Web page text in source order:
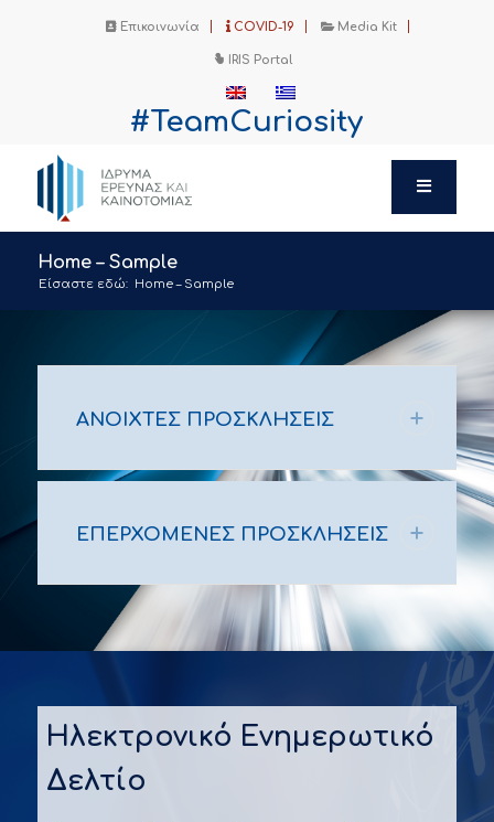
Επικοινωνία COVID-19 Media Kit
IRIS Portal
#TeamCuriosity
Home – Sample
Είσαστε εδώ: Home – Sample
ΑΝΟΙΧΤΕΣ ΠΡΟΣΚΛΗΣΕΙΣ
ΕΠΕΡΧΟΜΕΝΕΣ ΠΡΟΣΚΛΗΣΕΙΣ
Ηλεκτρονικό Ενημερωτικό
Δελτίο